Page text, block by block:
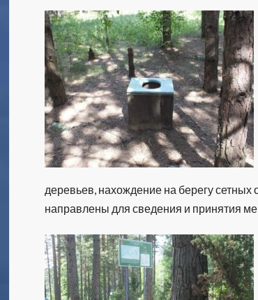
деревьев, нахождение на берегу
направлены для сведения и принятия